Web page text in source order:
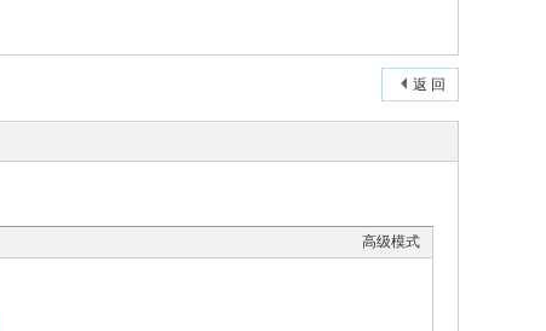
返 回
高级模式